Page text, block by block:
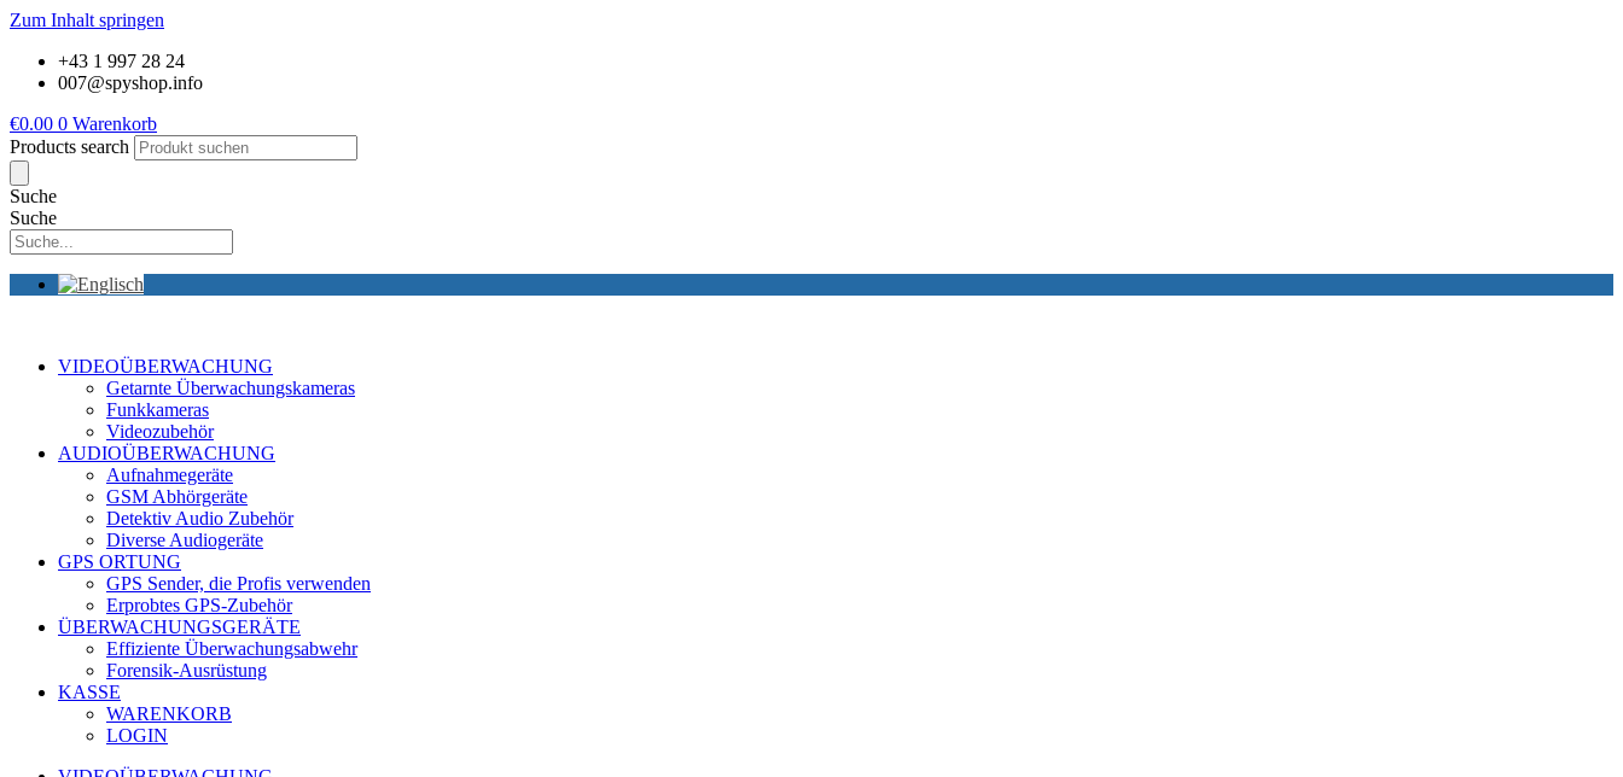
Zum Inhalt springen
+43 1 997 28 24
007@spyshop.info
€0.00 0 Warenkorb
Products search
Suche
Suche
VIDEOÜBERWACHUNG
Getarnte Überwachungskameras
Funkkameras
Videozubehör
AUDIOÜBERWACHUNG
Aufnahmegeräte
GSM Abhörgeräte
Detektiv Audio Zubehör
Diverse Audiogeräte
GPS ORTUNG
GPS Sender, die Profis verwenden
Erprobtes GPS-Zubehör
ÜBERWACHUNGSGERÄTE
Effiziente Überwachungsabwehr
Forensik-Ausrüstung
KASSE
WARENKORB
LOGIN